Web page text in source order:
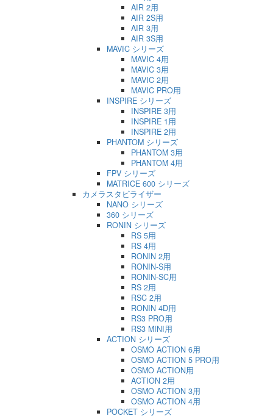
AIR 2用
AIR 2S用
AIR 3用
AIR 3S用
MAVIC シリーズ
MAVIC 4用
MAVIC 3用
MAVIC 2用
MAVIC PRO用
INSPIRE シリーズ
INSPIRE 3用
INSPIRE 1用
INSPIRE 2用
PHANTOM シリーズ
PHANTOM 3用
PHANTOM 4用
FPV シリーズ
MATRICE 600 シリーズ
カメラスタビライザー
NANO シリーズ
360 シリーズ
RONIN シリーズ
RS 5用
RS 4用
RONIN 2用
RONIN-S用
RONIN-SC用
RS 2用
RSC 2用
RONIN 4D用
RS3 PRO用
RS3 MINI用
ACTION シリーズ
OSMO ACTION 6用
OSMO ACTION 5 PRO用
OSMO ACTION用
ACTION 2用
OSMO ACTION 3用
OSMO ACTION 4用
POCKET シリーズ